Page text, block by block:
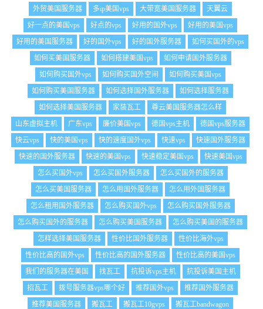
外贸美国服务器
多ip美国vps 大带宽美国服务器
天翼云
好一点的美国vps
好点的vps 好用的国外vps
好用的美国vps
好用的美国服务器
好的国外vps 好的国外服务器
如何买国外的vps
如何买美国服务器
如何搭建美国vps
如何申请国外服务器
如何购买国外vps
如何购买国外空间
如何购买美国vps
如何购买美国服务器
如何选择国外服务器
如何选择服务器
如何选择美国服务器
家装瓦工
尊云美国服务器怎么样
山东虚拟主机
广东vps 廉价美国vps 德国vps主机
德国vps服务器
快云vps
快的美国vps 快的速度国外vps 快速vps
快速国外服务器
快速的国外服务器
快速的美国vps 快速稳定美国vps
快速美国vps
怎么买国外vps
怎么买国外服务器
怎么买国外的服务器
怎么买美国服务器
怎么用国外服务器
怎么用外国服务器
怎么租用国外服务器
怎么购买国外vps
怎么购买国外服务器
怎么购买国外的服务器
怎么购买美国服务器
怎么购买美国的服务器
怎样选择美国服务器
性价比国外服务器
性价比海外vps
性价比高的国外vps
性价比高的国外服务器
性价比高的美国vps
我们的服务器在美国
找瓦工 抗投诉vps主机
抗投诉美国主机
招瓦工
拨号服务器vps哪个好 推荐国外vps
推荐国外服务器
推荐美国服务器
搬瓦工 搬瓦工10gvps
搬瓦工bandwagon